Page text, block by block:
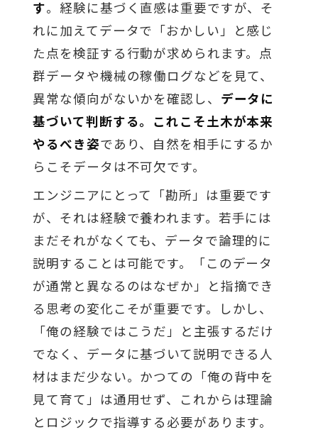
す。経験に基づく直感は重要ですが、そ
れに加えてデータで「おかしい」と感じ
た点を検証する行動が求められます。点
群データや機械の稼働ログなどを見て、
異常な傾向がないかを確認し、 データに
基づいて判断する。これこそ土木が本来
やるべき姿であり、自然を相手にするか
らこそデータは不可欠です。
エンジニアにとって「勘所」は重要です
が、それは経験で養われます。若手には
まだそれがなくても、データで論理的に
説明することは可能です。「このデータ
が通常と異なるのはなぜか」と指摘でき
る思考の変化こそが重要です。しかし、
「俺の経験ではこうだ」と主張するだけ
でなく、データに基づいて説明できる人
材はまだ少ない。かつての「俺の背中を
見て育て」は通用せず、これからは理論
とロジックで指導する必要があります。